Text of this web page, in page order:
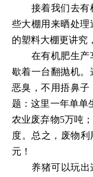
接着我们去有机
些大棚用来晒处理
的塑料大棚更讲究
在有机肥生产车
歇着一台翻抛机
恶臭，不用捂鼻子
题：这里一年单单
农业废弃物5万吨
度。总之，废物
元！
养猪可以玩出